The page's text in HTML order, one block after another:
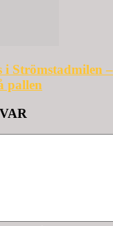
i Strömstadmilen
pallen